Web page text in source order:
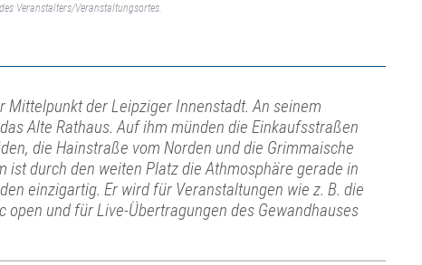
Veranstalters/Veranstaltungsortes.
Mittelpunkt der Leipziger Innenstadt. An seinem
Alte Rathaus. Auf ihm münden die Einkaufsstraßen
die Hainstraße vom Norden und die Grimmaische
ist durch den weiten Platz die Athmosphäre gerade in
einzigartig. Er wird für Veranstaltungen wie z. B. die
open und für Live-Übertragungen des Gewandhauses